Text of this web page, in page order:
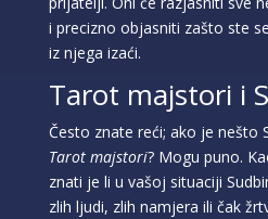
i precizno objasniti zašto ste
iz njega izaći.
Tarot majstori i
Često znate reći; ako je nešto
Tarot majstori? Mogu puno.
znati je li u vašoj situaciji
zlih ljudi, zlih namjera ili čak